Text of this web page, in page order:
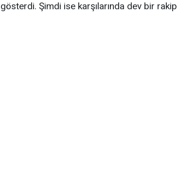
gösterdi. Şimdi ise karşılarında dev bir